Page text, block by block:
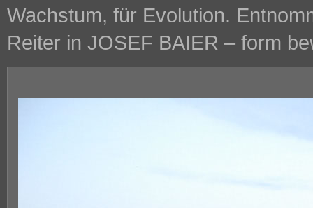
Wachstum, für Evolution.
Reiter in JOSEF BAIER – form